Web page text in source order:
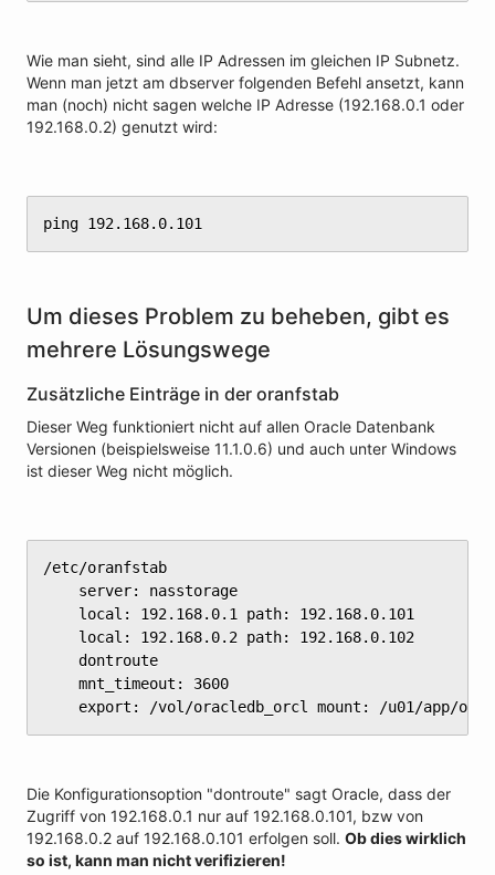
Wie man sieht, sind alle IP Adressen im gleichen IP Subnetz.
Wenn man jetzt am dbserver folgenden Befehl ansetzt, kann
man (noch) nicht sagen welche IP Adresse (192.168.0.1 oder
192.168.0.2) genutzt wird:
ping 192.168.0.101
Um dieses Problem zu beheben, gibt es
mehrere Lösungswege
Zusätzliche Einträge in der oranfstab
Dieser Weg funktioniert nicht auf allen Oracle Datenbank
Versionen (beispielsweise 11.1.0.6) und auch unter Windows
ist dieser Weg nicht möglich.
/etc/oranfstab
export: /vol/oracledb_orcl mount: /u01/app/
Die Konfigurationsoption "dontroute" sagt Oracle, dass der
Zugriff von 192.168.0.1 nur auf 192.168.0.101, bzw von
192.168.0.2 auf 192.168.0.101 erfolgen soll. Ob dies wirklich
so ist, kann man nicht verifizieren!